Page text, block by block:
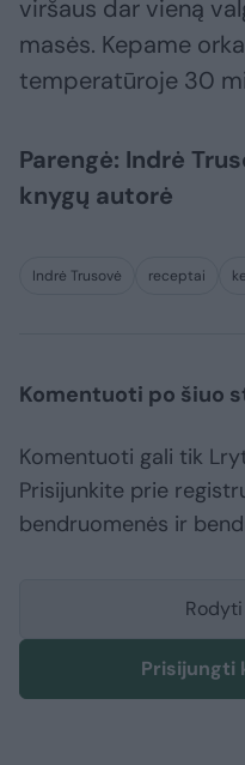
viršaus dar vieną
masės. Kepame
temperatūroje 30
Parengė: Indrė
knygų autorė
Indrė Trusovė receptai
Komentuoti po šiuo
Komentuoti gali tik
Prisijunkite prie
bendruomenės ir
Prisijungti